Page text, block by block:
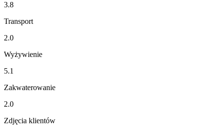
3.8
Transport
2.0
Wyżywienie
5.1
Zakwaterowanie
2.0
Zdjęcia klientów